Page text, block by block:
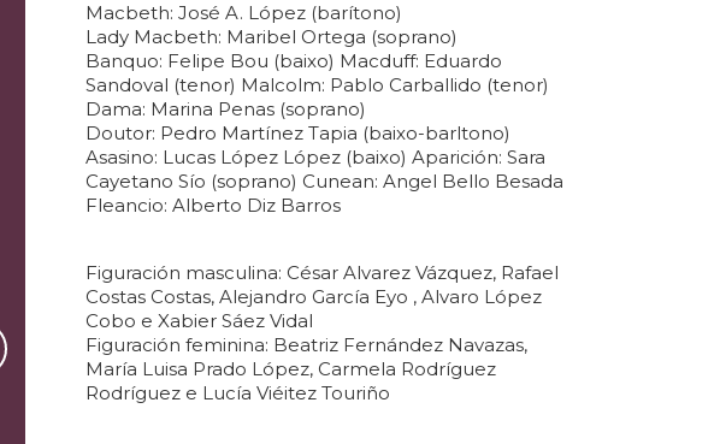
Macbeth: José A. López (barítono)
Lady Macbeth: Maribel Ortega (soprano)
Banquo: Felipe Bou (baixo) Macduff: Eduardo
Sandoval (tenor) Malcolm: Pablo Carballido (tenor)
Dama: Marina Penas (soprano)
Doutor: Pedro Martínez Tapia (baixo-barltono)
Asasino: Lucas López López (baixo) Aparición: Sara
Cayetano Sío (soprano) Cunean: Angel Bello Besada
Fleancio: Alberto Diz Barros
Figuración masculina: César Alvarez Vázquez, Rafael
Costas Costas, Alejandro García Eyo , Alvaro López
Cobo e Xabier Sáez Vidal
Figuración feminina: Beatriz Fernández Navazas,
María Luisa Prado López, Carmela Rodríguez
Rodríguez e Lucía Viéitez Touriño